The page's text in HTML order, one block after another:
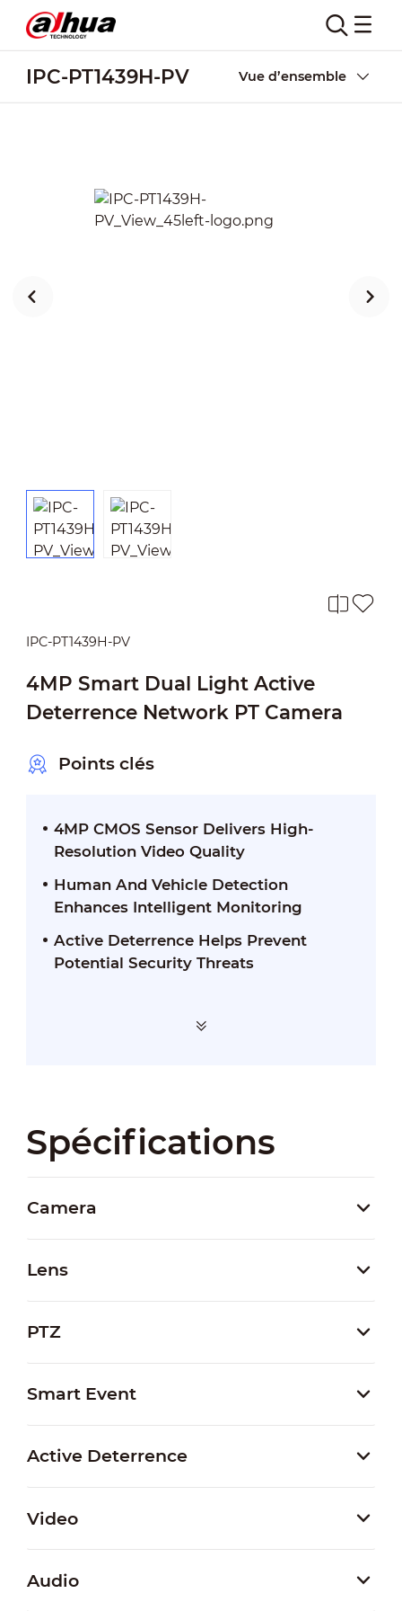
IPC-PT1439H-PV Vue d’ensemble
IPC-PT1439H-PV
4MP Smart Dual Light Active
Deterrence Network PT Camera
Points clés
4MP CMOS Sensor Delivers High-
Resolution Video Quality
Human And Vehicle Detection
Enhances Intelligent Monitoring
Active Deterrence Helps Prevent
Potential Security Threats
Spécifications
Camera
Lens
PTZ
Smart Event
Active Deterrence
Video
Audio